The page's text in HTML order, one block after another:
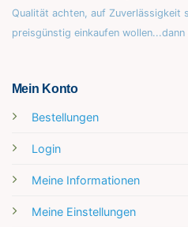
Qualität achten, auf Zuverlässigkeit
preisgünstig einkaufen
Mein Konto
Bestellungen
Login
Meine Informationen
Meine Einstellungen